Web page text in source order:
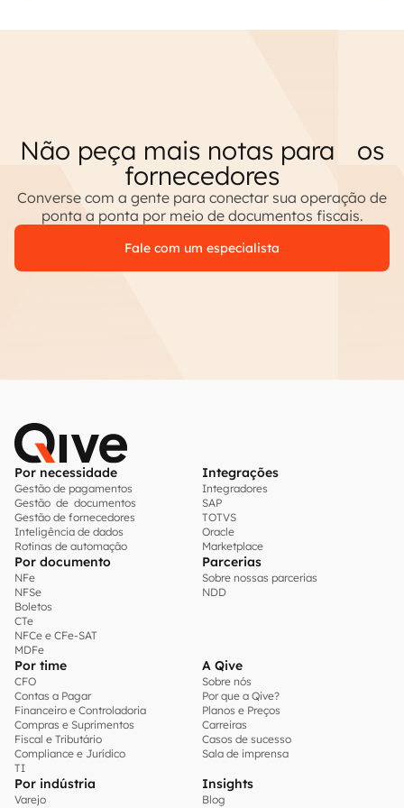
Não peça mais notas para os
fornecedores
Converse com a gente para conectar sua operação de
ponta a ponta por meio de documentos fiscais.
Fale com um especialista
Por necessidade
Gestão de pagamentos
Gestão de documentos
Gestão de fornecedores
Inteligência de dados
Rotinas de automação
Integrações
Integradores
SAP
TOTVS
Oracle
Marketplace
Por documento
NFe
NFSe
Boletos
CTe
NFCe e CFe-SAT
MDFe
Parcerias
Sobre nossas parcerias
NDD
Por time
CFO
Contas a Pagar
Financeiro e Controladoria
Compras e Suprimentos
Fiscal e Tributário
Compliance e Jurídico
TI
A Qive
Sobre nós
Por que a Qive?
Planos e Preços
Carreiras
Casos de sucesso
Sala de imprensa
Por indústria
Varejo
Insights
Blog